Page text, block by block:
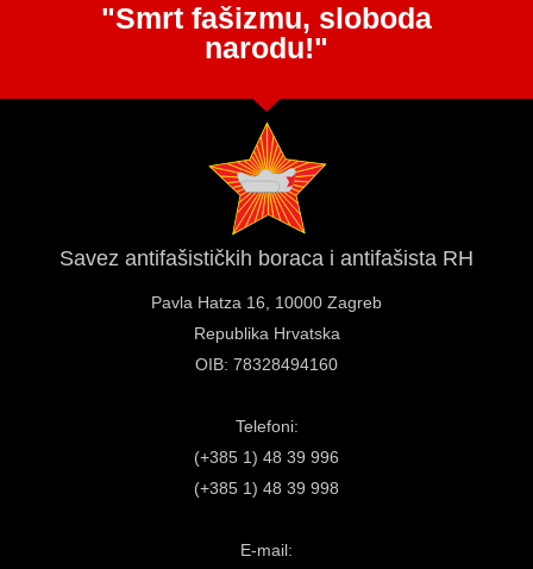
"Smrt fašizmu, sloboda
narodu!"
Savez antifašističkih boraca i antifašista RH
Pavla Hatza 16, 10000 Zagreb
Republika Hrvatska
OIB: 78328494160
Telefoni:
(+385 1) 48 39 996
(+385 1) 48 39 998
E-mail: